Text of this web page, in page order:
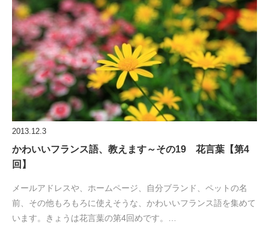
2013.12.3
かわいいフランス語、教えます～その19 花言葉【第4
回】
メールアドレスや、ホームページ、自分ブランド、ペットの名
前、その他もろもろに使えそうな、かわいいフランス語を集めて
います。きょうは花言葉の第4回めです。…